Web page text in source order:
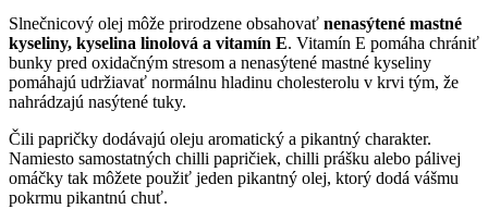
Slnečnicový olej môže prirodzene obsahovať nenasýtené mastné
kyseliny, kyselina linolová a vitamín E. Vitamín E pomáha chrániť
bunky pred oxidačným stresom a nenasýtené mastné kyseliny
pomáhajú udržiavať normálnu hladinu cholesterolu v krvi tým, že
nahrádzajú nasýtené tuky.
Čili papričky dodávajú oleju aromatický a pikantný charakter.
Namiesto samostatných chilli papričiek, chilli prášku alebo pálivej
omáčky tak môžete použiť jeden pikantný olej, ktorý dodá vášmu
pokrmu pikantnú chuť.